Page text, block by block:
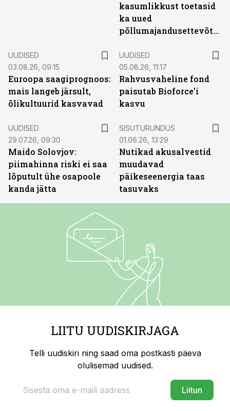
kasumlikkust toetasid
ka uued
põllumajandusettevõtted
UUDISED
03.08.26, 09:15
Euroopa saagiprognoos:
mais langeb järsult,
õlikultuurid kasvavad
UUDISED
05.08.26, 11:17
Rahvusvaheline fond
paisutab Bioforce’i
kasvu
UUDISED
29.07.26, 09:30
Maido Solovjov:
piimahinna riski ei saa
lõputult ühe osapoole
kanda jätta
SISUTURUNDUS
01.06.26, 13:29
Nutikad akusalvestid
muudavad
päikeseenergia taas
tasuvaks
LIITU UUDISKIRJAGA
Telli uudiskiri ning saad oma postkasti päeva
olulisemad uudised.
Liitun